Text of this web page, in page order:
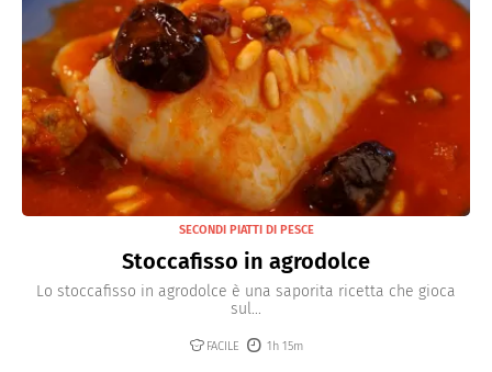
SECONDI PIATTI DI PESCE
Stoccafisso in agrodolce
Lo stoccafisso in agrodolce è una saporita ricetta che gioca
sul...
FACILE 1h 15m